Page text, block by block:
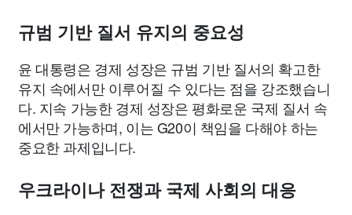
규범 기반 질서 유지의 중요성
윤 대통령은 경제 성장은 규범 기반 질서의 확고한
유지 속에서만 이루어질 수 있다는 점을 강조했습니
다. 지속 가능한 경제 성장은 평화로운 국제 질서 속
에서만 가능하며, 이는 G20이 책임을 다해야 하는
중요한 과제입니다.
우크라이나 전쟁과 국제 사회의 대응